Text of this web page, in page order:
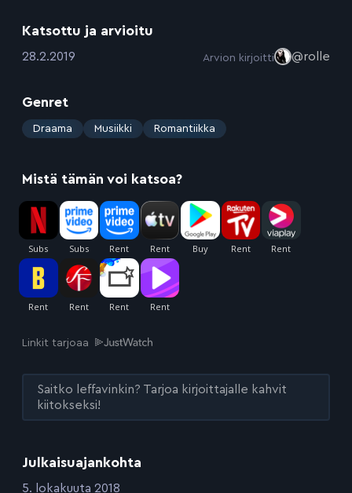
Julkaisuajankohta
:5. lokakuuta 2018
Katsottu ja arvioitu
:28.2.2019 Arvion kirjoitti @rolle
Genret
: Draama Musiikki Romantiikka
Mistä tämän voi katsoa?
Linkit tarjoaa
Saitko leffavinkin? Tarjoa kirjoittajalle kahvit
kiitokseksi!